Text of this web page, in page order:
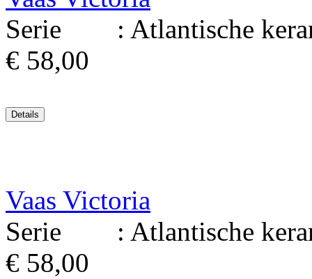
Serie : Atlantische
€ 58,00
Vaas Victoria
Serie : Atlantische
€ 58,00